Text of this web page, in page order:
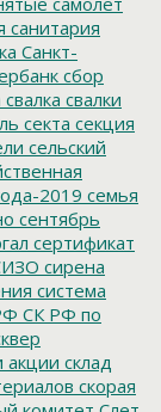
санитария
Санкт-
сбор
свалка свалки
секта секция
сельский
2019 семья
сентябрь
сертификат
сирена
система
СК РФ по
акции склад
скорая